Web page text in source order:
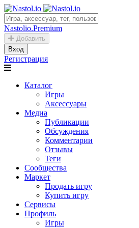
Nastolio.Premium
Добавить
Вход
Регистрация
Каталог
Игры
Аксессуары
Медиа
Публикации
Обсуждения
Комментарии
Отзывы
Теги
Сообщества
Маркет
Продать игру
Купить игру
Сервисы
Профиль
Игры